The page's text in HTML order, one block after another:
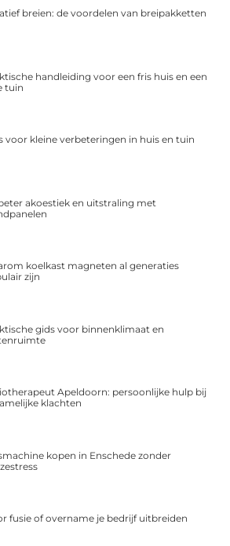
breien: de voordelen van breipakketten
handleiding voor een fris huis en een
tuin
voor kleine verbeteringen in huis en tuin
akoestiek en uitstraling met
koelkast magneten al generaties
zijn
gids voor binnenklimaat en
Apeldoorn: persoonlijke hulp bij
klachten
kopen in Enschede zonder
fusie of overname je bedrijf uitbreiden